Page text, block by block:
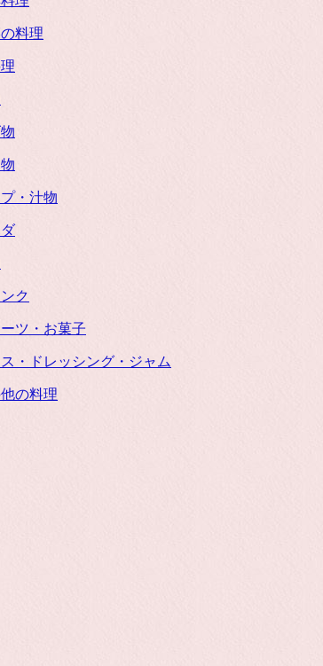
料理
・汁物
ク
ツ・お菓子
・ドレッシング・ジャム
の料理